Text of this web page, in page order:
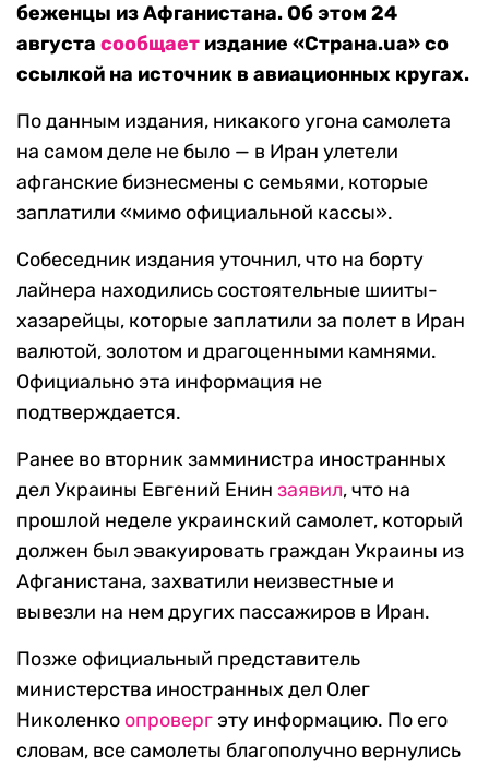
беженцы из Афганистана. Об этом 24
августа сообщает издание «Страна.ua» со
ссылкой на источник в авиационных кругах.
По данным издания, никакого угона самолета
на самом деле не было — в Иран улетели
афганские бизнесмены с семьями, которые
заплатили «мимо официальной кассы».
Собеседник издания уточнил, что на борту
лайнера находились состоятельные шииты-
хазарейцы, которые заплатили за полет в Иран
валютой, золотом и драгоценными камнями.
Официально эта информация не
подтверждается.
Ранее во вторник замминистра иностранных
дел Украины Евгений Енин заявил, что на
прошлой неделе украинский самолет, который
должен был эвакуировать граждан Украины из
Афганистана, захватили неизвестные и
вывезли на нем других пассажиров в Иран.
Позже официальный представитель
министерства иностранных дел Олег
Николенко опроверг эту информацию. По его
словам, все самолеты благополучно вернулись